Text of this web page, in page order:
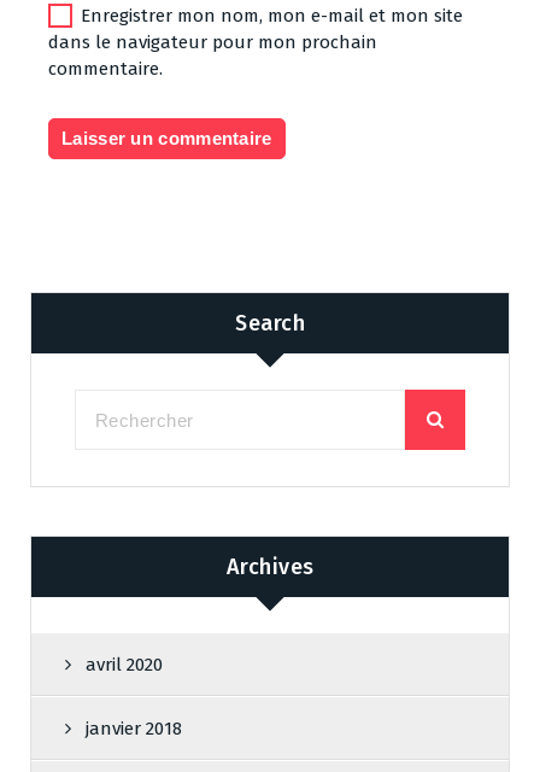
Enregistrer mon nom, mon e-mail et mon site
dans le navigateur pour mon prochain
commentaire.
Search
Archives
avril 2020
janvier 2018